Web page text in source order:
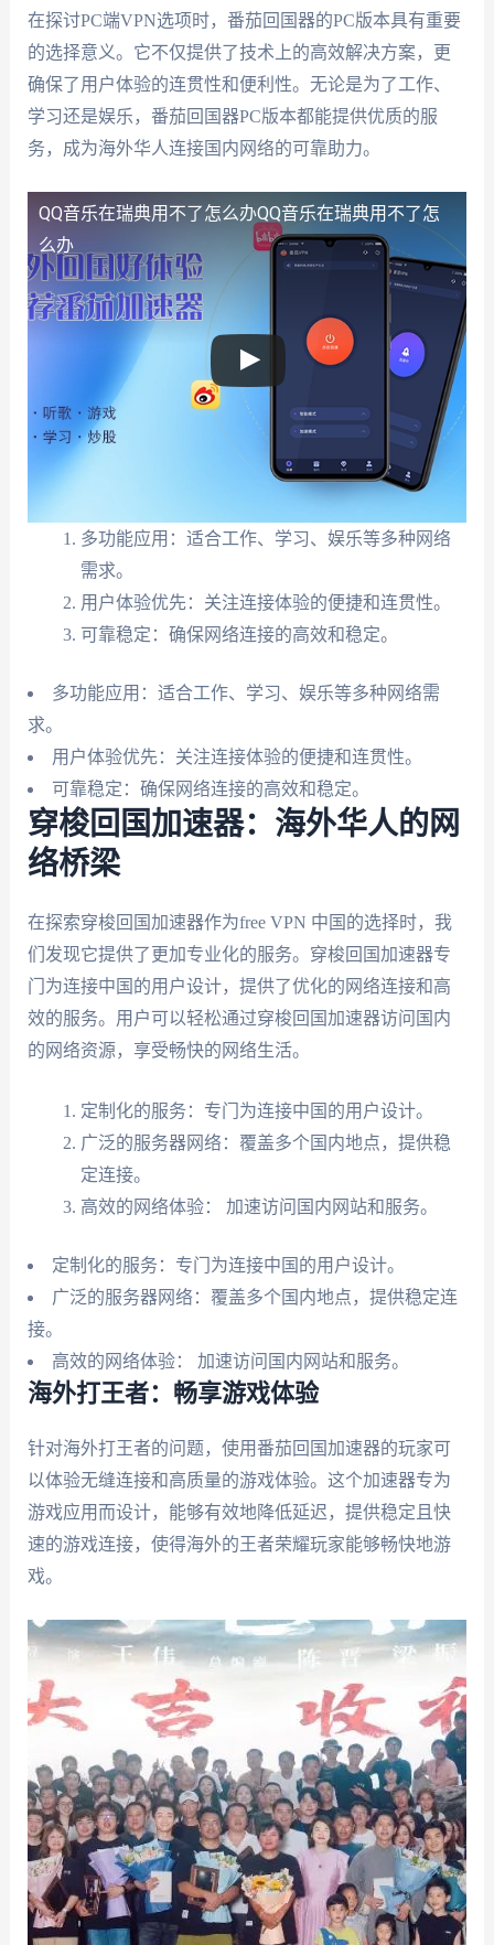
在探讨PC端VPN选项时，番茄回国器的PC版本具有重要
的选择意义。它不仅提供了技术上的高效解决方案，更
确保了用户体验的连贯性和便利性。无论是为了工作、
学习还是娱乐，番茄回国器PC版本都能提供优质的服
务，成为海外华人连接国内网络的可靠助力。
QQ音乐在瑞典用不了怎么办QQ音乐在瑞典用不了怎
么办
多功能应用：适合工作、学习、娱乐等多种网络
需求。
用户体验优先：关注连接体验的便捷和连贯性。
可靠稳定：确保网络连接的高效和稳定。
多功能应用：适合工作、学习、娱乐等多种网络需
求。
用户体验优先：关注连接体验的便捷和连贯性。
可靠稳定：确保网络连接的高效和稳定。
穿梭回国加速器：海外华人的网
络桥梁
在探索穿梭回国加速器作为free VPN 中国的选择时，我
们发现它提供了更加专业化的服务。穿梭回国加速器专
门为连接中国的用户设计，提供了优化的网络连接和高
效的服务。用户可以轻松通过穿梭回国加速器访问国内
的网络资源，享受畅快的网络生活。
定制化的服务：专门为连接中国的用户设计。
广泛的服务器网络：覆盖多个国内地点，提供稳
定连接。
高效的网络体验： 加速访问国内网站和服务。
定制化的服务：专门为连接中国的用户设计。
广泛的服务器网络：覆盖多个国内地点，提供稳定连
接。
高效的网络体验： 加速访问国内网站和服务。
海外打王者：畅享游戏体验
针对海外打王者的问题，使用番茄回国加速器的玩家可
以体验无缝连接和高质量的游戏体验。这个加速器专为
游戏应用而设计，能够有效地降低延迟，提供稳定且快
速的游戏连接，使得海外的王者荣耀玩家能够畅快地游
戏。